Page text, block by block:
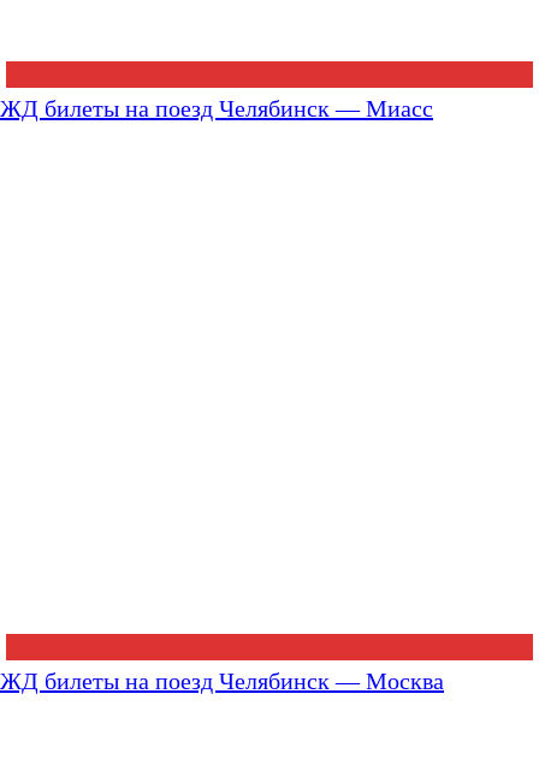
ЖД билеты на поезд Челябинск — Миасс
ЖД билеты на поезд Челябинск — Москва